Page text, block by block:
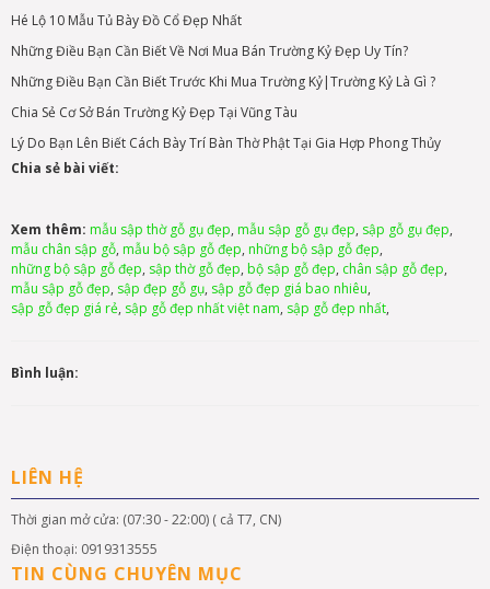
Hé Lộ 10 Mẫu Tủ Bày Đồ Cổ Đẹp Nhất
Những Điều Bạn Cần Biết Về Nơi Mua Bán Trường Kỷ Đẹp Uy Tín?
Những Điều Bạn Cần Biết Trước Khi Mua Trường Kỷ|Trường Kỷ Là Gì ?
Chia Sẻ Cơ Sở Bán Trường Kỷ Đẹp Tại Vũng Tàu
Lý Do Bạn Lên Biết Cách Bày Trí Bàn Thờ Phật Tại Gia Hợp Phong Thủy
Chia sẻ bài viết:
Xem thêm: mẫu sập thờ gỗ gụ đẹp, mẫu sập gỗ gụ đẹp, sập gỗ gụ đẹp,
mẫu chân sập gỗ, mẫu bộ sập gỗ đẹp, những bộ sập gỗ đẹp,
những bộ sập gỗ đẹp, sập thờ gỗ đẹp, bộ sập gỗ đẹp, chân sập gỗ đẹp,
mẫu sập gỗ đẹp, sập đẹp gỗ gụ, sập gỗ đẹp giá bao nhiêu,
sập gỗ đẹp giá rẻ, sập gỗ đẹp nhất việt nam, sập gỗ đẹp nhất,
Bình luận:
LIÊN HỆ
Thời gian mở cửa: (07:30 - 22:00) ( cả T7, CN)
Điện thoại: 0919313555
TIN CÙNG CHUYÊN MỤC